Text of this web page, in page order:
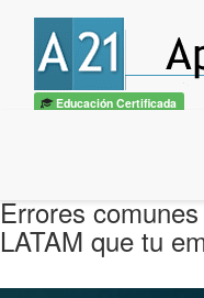
Educación Certificada
Errores
LATAM que tu